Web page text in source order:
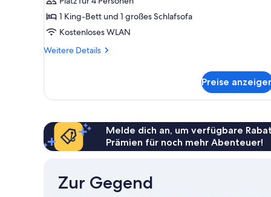
Terrasse,
Meerblick
(Jacuzzi,
ExtraBed
1 King-Bett und 1 großes Schlafsofa
Kostenloses WLAN
Weitere Details
Weitere
Suite,
Terrasse,
(Jacuzzi,
ExtraBed
2ad+2ch)
Preise
Melde dich an, um verfügbare
Prämien für noch mehr Abenteuer!
Zur Gegend